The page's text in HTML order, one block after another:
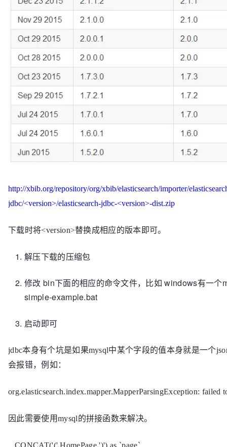
http://xbib.org/repository/org/xbib/elasticsearch/importer/
jdbc/<version>/elasticsearch-jdbc-<version>-dist.zip
下载时将<version>替换成相应的版本即可。
解压下载的压缩包
修改 bin下面的相应的命令文件，比如 windows有一个
simple-example.bat
启动即可
jdbc本身有个坑是如果mysql中某个字段的值本身就是一个
会报错，例如：
org.elasticsearch.index.mapper.MapperParsingException: failed
因此需要使用mysql的拼接函数来解决。
CONCAT('(',HomePage,')') as `page`